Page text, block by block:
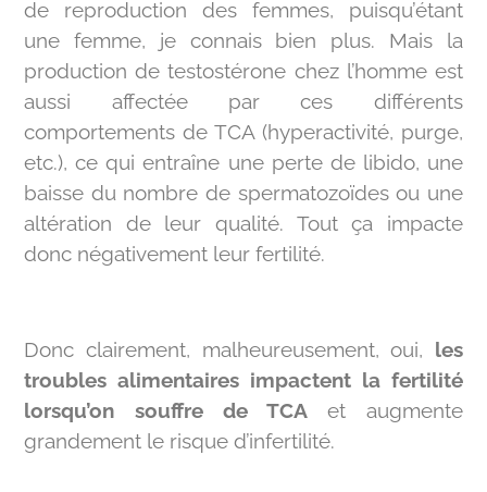
de reproduction des femmes, puisqu’étant
une femme, je connais bien plus. Mais la
production de testostérone chez l’homme est
aussi affectée par ces différents
comportements de TCA (hyperactivité, purge,
etc.), ce qui entraîne une perte de libido, une
baisse du nombre de spermatozoïdes ou une
altération de leur qualité. Tout ça impacte
donc négativement leur fertilité.
Donc clairement, malheureusement, oui, les
troubles alimentaires impactent la fertilité
lorsqu’on souffre de TCA et augmente
grandement le risque d’infertilité.